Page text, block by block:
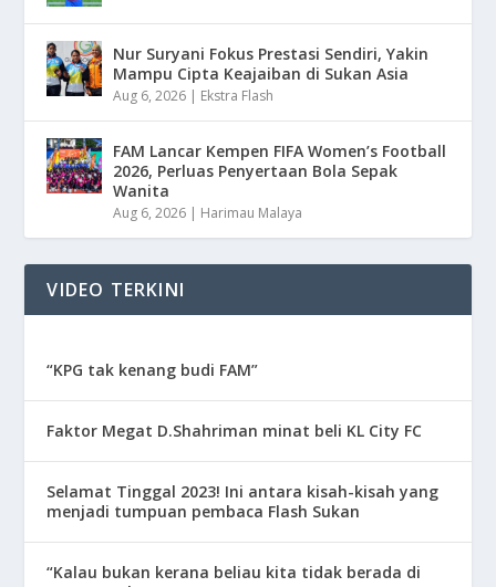
Nur Suryani Fokus Prestasi Sendiri, Yakin
Mampu Cipta Keajaiban di Sukan Asia
Aug 6, 2026 | Ekstra Flash
FAM Lancar Kempen FIFA Women’s Football
2026, Perluas Penyertaan Bola Sepak
Wanita
Aug 6, 2026 | Harimau Malaya
VIDEO TERKINI
“KPG tak kenang budi FAM”
Faktor Megat D.Shahriman minat beli KL City FC
Selamat Tinggal 2023! Ini antara kisah-kisah yang
menjadi tumpuan pembaca Flash Sukan
“Kalau bukan kerana beliau kita tidak berada di